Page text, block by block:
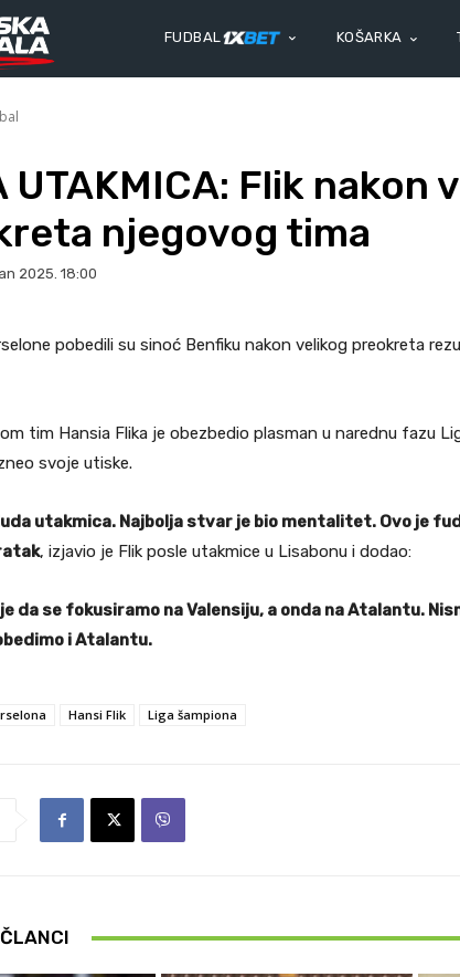
FUDBAL KOŠARKA
UTAKMICA: Flik nakon
njegovog tima
2025. 18:00
pobedili su sinoć Benfiku nakon velikog preokreta
tim Hansia Flika je obezbedio plasman u narednu fazu
svoje utiske.
utakmica. Najbolja stvar je bio mentalitet. Ovo je
, izjavio je Flik posle utakmice u Lisabonu i dodao:
da se fokusiramo na Valensiju, a onda na Atalantu.
i Atalantu.
Hansi Flik Liga šampiona